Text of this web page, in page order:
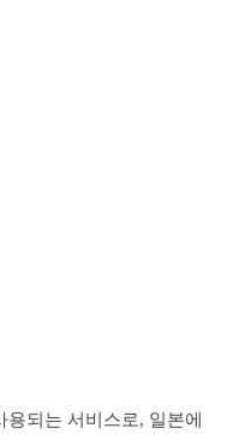
되는 서비스로, 일본에